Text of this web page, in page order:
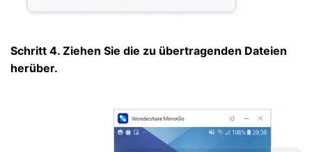
Schritt 4. Ziehen Sie die zu übertragenden Dateien
herüber.